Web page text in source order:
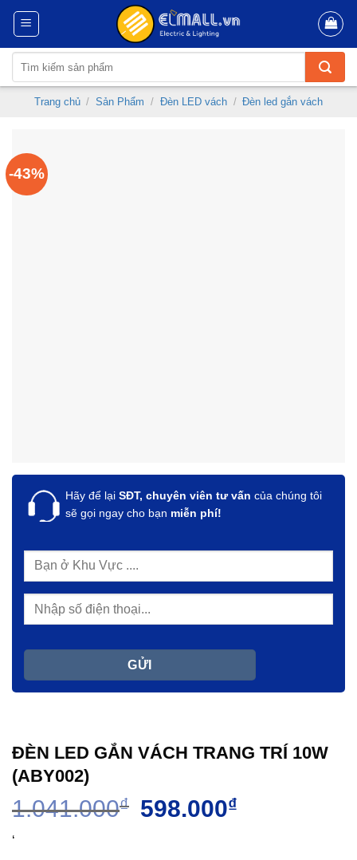
Skip
content
kiếm:
Trang chủ / Sản Phẩm / Đèn LED vách / Đèn led gắn vách
-43%
Hãy để lại SĐT, chuyên viên tư vấn của chúng tôi
sẽ gọi ngay cho bạn miễn phí!
ĐÈN LED GẮN VÁCH TRANG TRÍ 10W
(ABY002)
1.041.000₫ Giá
598.000₫
‘